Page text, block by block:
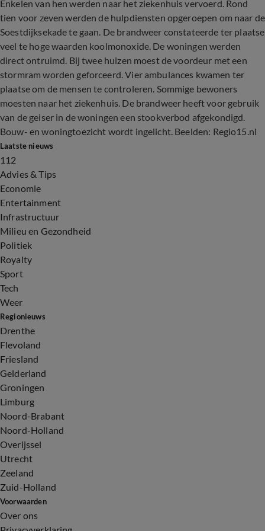
Enkelen van hen werden naar het ziekenhuis vervoerd. Rond
tien voor zeven werden de hulpdiensten opgeroepen om naar de
Soestdijksekade te gaan. De brandweer constateerde ter plaatse
veel te hoge waarden koolmonoxide. De woningen werden
direct ontruimd. Bij twee huizen moest de voordeur met een
stormram worden geforceerd. Vier ambulances kwamen ter
plaatse om de mensen te controleren. Sommige bewoners
moesten naar het ziekenhuis. De brandweer heeft voor gebruik
van de geiser in de woningen een stookverbod afgekondigd.
Bouw- en woningtoezicht wordt ingelicht. Beelden: Regio15.nl
Laatste nieuws
112
Advies & Tips
Economie
Entertainment
Infrastructuur
Milieu en Gezondheid
Politiek
Royalty
Sport
Tech
Weer
Regionieuws
Drenthe
Flevoland
Friesland
Gelderland
Groningen
Limburg
Noord-Brabant
Noord-Holland
Overijssel
Utrecht
Zeeland
Zuid-Holland
Voorwaarden
Over ons